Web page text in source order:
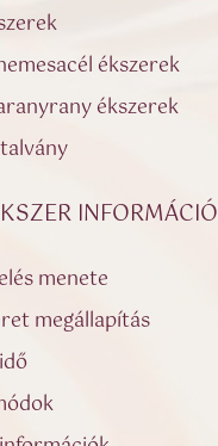
ékszerek
ékszerek
INFORMÁCIÓ
menete
megállapítás